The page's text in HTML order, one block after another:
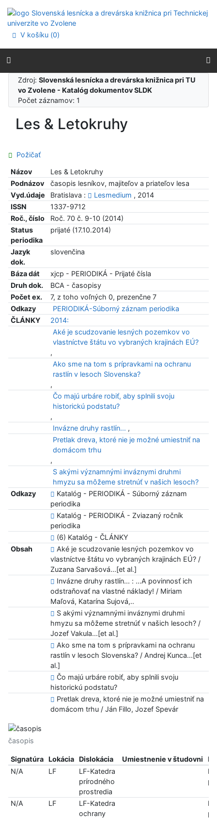
Prejsť na menu
Prehlásenie o webovej prístupnosti
V košíku (0)
Zdroj:Slovenská lesnícka a drevárska knižnica pri TU
vo Zvolene - Katalóg dokumentov SLDK
Počet záznamov: 1
Les & Letokruhy
Požičať
Názov
Les & Letokruhy
Podnázov
časopis lesníkov, majiteľov a priateľov lesa
Vyd.údaje
Bratislava : Lesmedium , 2014
ISSN
1337-9712
Roč., číslo
Roč. 70 č. 9-10 (2014)
Status
periodika
prijaté (17.10.2014)
Jazyk
dok.
slovenčina
Báza dát
xjcp - PERIODIKÁ - Prijaté čísla
Druh dok.
BCA - časopisy
Počet ex.
7, z toho voľných 0, prezenčne 7
Odkazy
PERIODIKÁ-Súborný záznam periodika
ČLÁNKY
2014:
Aké je scudzovanie lesných pozemkov vo
vlastníctve štátu vo vybraných krajinách EÚ?
,
Ako sme na tom s prípravkami na ochranu
rastlín v lesoch Slovenska?
,
Čo majú urbáre robiť, aby splnili svoju
historickú podstatu?
,
Invázne druhy rastlín... ,
Pretlak dreva, ktoré nie je možné umiestniť na
domácom trhu
,
S akými významnými inváznymi druhmi
hmyzu sa môžeme stretnúť v našich lesoch?
Odkazy
Katalóg - PERIODIKÁ - Súborný záznam
periodika
Katalóg - PERIODIKÁ - Zviazaný ročník
periodika
(6) Katalóg - ČLÁNKY
Obsah
Aké je scudzovanie lesných pozemkov vo
vlastníctve štátu vo vybraných krajinách EÚ? /
Zuzana Sarvašová...[et al.]
Invázne druhy rastlín... : ...A povinnosť ich
odstraňovať na vlastné náklady! / Miriam
Maľová, Katarína Sujová,..
S akými významnými inváznymi druhmi
hmyzu sa môžeme stretnúť v našich lesoch? /
Jozef Vakula...[et al.]
Ako sme na tom s prípravkami na ochranu
rastlín v lesoch Slovenska? / Andrej Kunca...[et
al.]
Čo majú urbáre robiť, aby splnili svoju
historickú podstatu?
Pretlak dreva, ktoré nie je možné umiestniť na
domácom trhu / Ján Fillo, Jozef Spevár
časopis
Signatúra Lokácia Dislokácia Umiestnenie v študovni
N/A
LF
LF-Katedra
prírodného
prostredia
len
N/A LF
LF-Katedra
ochrany
len